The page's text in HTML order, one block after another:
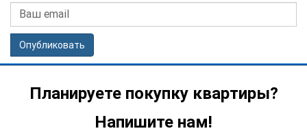
Опубликовать
Планируете покупку квартиры?
Напишите нам!